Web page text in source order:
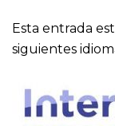
Esta entrada
siguientes